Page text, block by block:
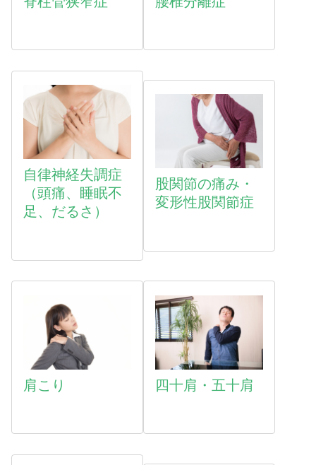
自律神経失調症
（頭痛、睡眠不
足、だるさ）
股関節の痛み・
変形性股関節症
肩こり 四十肩・五十肩